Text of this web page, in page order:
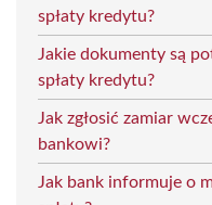
spłaty kredytu?
Jakie dokumenty są
spłaty kredytu?
Jak zgłosić zamiar
bankowi?
Jak bank informuje o